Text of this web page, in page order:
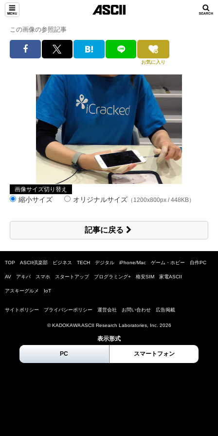
この画像の参照記事
お気に入り
画像サイズ切り替え
縮小サイズ オリジナルサイズ （1200x800px / 448KB）
記事に戻る
TOP ASCII倶楽部 ビジネス TECH デジタル iPhone/Mac ゲーム・ホビー 自作PC
AV アキバ スマホ スタートアップ プログラミング+ 格安SIM 家電ASCII
アスキーグルメ IoT
サイトポリシー プライバシーポリシー 運営会社 お問い合わせ 広告掲載
© KADOKAWA ASCII Research Laboratories, Inc. 2026
表示形式
PC スマートフォン